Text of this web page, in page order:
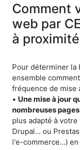
Comment
web par
à
Pour déterminer la
ensemble
fréquence de mise
• Une mise à jour
nombreuses pages
plus adapté à
Drupal... ou
l'e-commerce...)